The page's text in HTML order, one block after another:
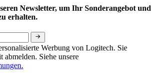
Newsletter, um Ihr Sonderangebot und
erhalten.
Werbung von Logitech. Sie
abmelden. Siehe unsere